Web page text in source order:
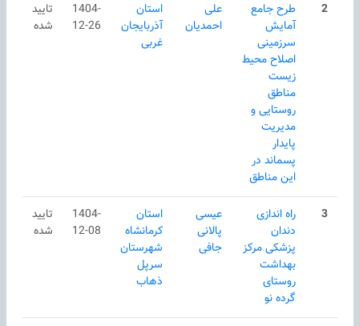
2
طرح جامع
آمایش
سرزمینی
اصلاح محیط
زیست
مناطق
روستایی و
مدیریت
پایدار
پسماند در
این مناطق
علی
احمدیان
استان
آذربایجان
غربی
1404-
12-26
تایید
شده
3
راه اندازی
دندان‌
پزشکی مرکز
بهداشت
روستای
گرده نو
عیسی
پالانی
جافی
استان
كرمانشاه
شهرستان
سرپل
ذهاب
1404-
12-08
تایید
شده